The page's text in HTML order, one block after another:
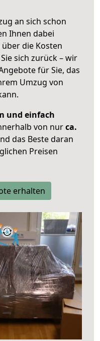
an sich schon
Ihnen dabei
die Kosten
sich zurück – wir
für Sie, das
Umzug von
und einfach
von nurca.
das Beste daran
Preisen
erhalten